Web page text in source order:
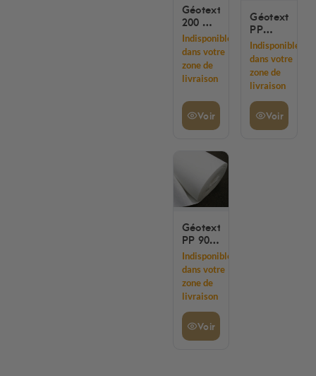
Géotextile
200 GR
EN 1M
X 50M
VERT
CLAIR
Indisponible
dans votre
zone de
livraison
Voir
Géotextile
PP
100G
100 M
X 1 M
100M2
Indisponible
dans votre
zone de
livraison
Voir
Géotextile
PP 90G
25 M X
1 M
25M2
Indisponible
dans votre
zone de
livraison
Voir